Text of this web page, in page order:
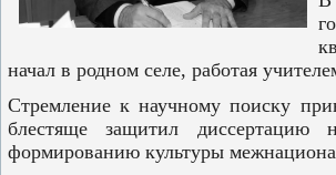
начал в родном селе, работая
Стремление к научному поиску
блестяще защитил диссертацию
формированию культуры